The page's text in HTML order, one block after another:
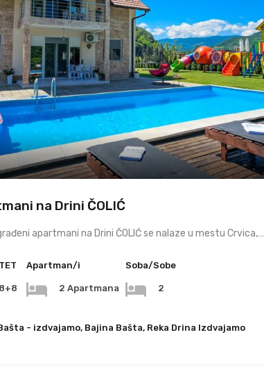
na Drini ČOLIĆ
apartmani na Drini ČOLIĆ se nalaze u mestu Crvica,…
8+8
Apartman/i
2 Apartmana
Soba/Sobe
2
- izdvajamo, Bajina Bašta, Reka Drina Izdvajamo